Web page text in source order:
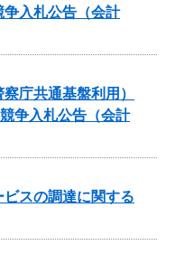
争入札公告（会計
庁共通基盤利用）
争入札公告（会計
スの調達に関する